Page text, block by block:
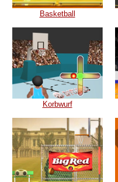
Basketball
Korbwurf